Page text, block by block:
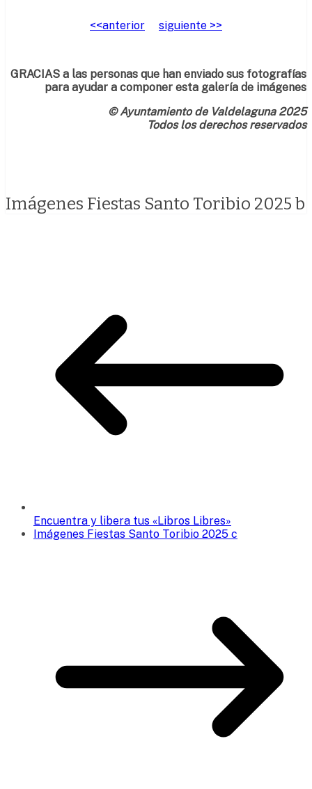
<<anterior siguiente >>
GRACIAS a las personas que han enviado sus fotografías
para ayudar a componer esta galería de imágenes
© Ayuntamiento de Valdelaguna 2025
Todos los derechos reservados
Imágenes Fiestas Santo Toribio 2025 b
Encuentra y libera tus «Libros Libres»
Imágenes Fiestas Santo Toribio 2025 c